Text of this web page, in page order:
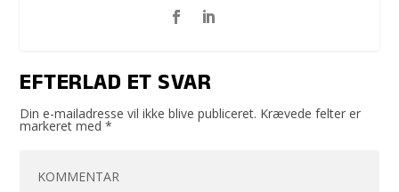
EFTERLAD ET SVAR
Din e-mailadresse vil ikke blive publiceret. Krævede felter er
markeret med*